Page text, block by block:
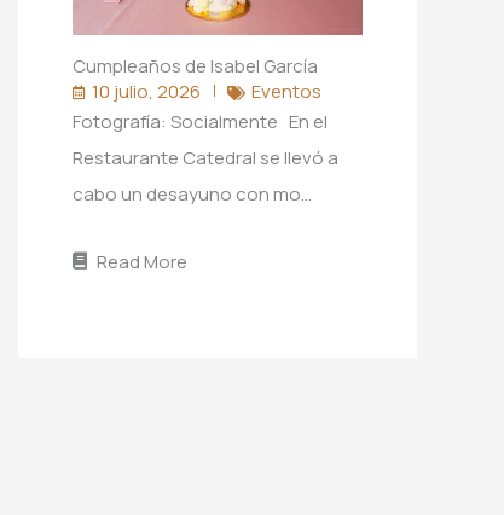
Cumpleaños de Isabel García
10 julio, 2026
Eventos
Fotografía: Socialmente En el
Restaurante Catedral se llevó a
cabo un desayuno con mo…
Read More